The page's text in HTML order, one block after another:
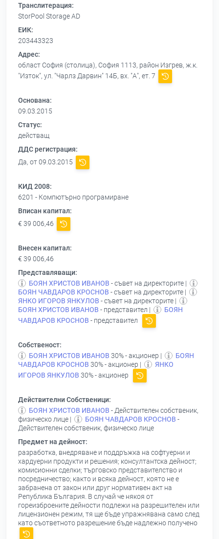
Транслитерация:
StorPool Storage AD
ЕИК:
203443323
Адрес:
област София (столица), София 1113, район Изгрев, ж.к.
"Изток", ул. "Чарлз Дарвин" 14Б, вх. "А", ет. 7
Основана:
09.03.2015
Статус:
действащ
ДДС регистрация:
Да, от 09.03.2015
КИД 2008:
6201 - Компютърно програмиране
Вписан капитал:
€ 39 006,46
Внесен капитал:
€ 39 006,46
Представляващи:
БОЯН ХРИСТОВ ИВАНОВ - съвет на директорите |
БОЯН ЧАВДАРОВ КРОСНОВ - съвет на директорите |
ЯНКО ИГОРОВ ЯНКУЛОВ - съвет на директорите |
БОЯН ХРИСТОВ ИВАНОВ - представител |
БОЯН
ЧАВДАРОВ КРОСНОВ - представител
Собственост:
БОЯН ХРИСТОВ ИВАНОВ 30% - акционер |
БОЯН
ЧАВДАРОВ КРОСНОВ 30% - акционер |
ЯНКО
ИГОРОВ ЯНКУЛОВ 30% - акционер
Действителни Собственици:
БОЯН ХРИСТОВ ИВАНОВ - Действителен собственик,
физическо лице |
БОЯН ЧАВДАРОВ КРОСНОВ -
Действителен собственик, физическо лице
Предмет на дейност:
разработка, внедряване и поддръжка на софтуерни и
хардуерни продукти и решения; консултантска дейност;
комисионни сделки; търговско представителство и
посредничество; както и всяка дейност, която не е
забранена от закон или друг нормативен акт на
Република България. В случай че някоя от
гореизброените дейности подлежи на разрешителен или
лицензионен режим, тя ще бъде упражнявана само след
като съответното разрешение бъде надлежно получено